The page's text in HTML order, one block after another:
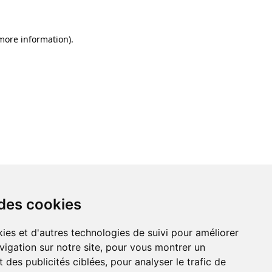
cookies
et d'autres technologies de suivi pour améliorer
sur notre site, pour vous montrer un
des publicités ciblées, pour analyser le trafic de
information).